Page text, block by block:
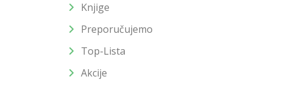
Knjige
Preporučujemo
Top-Lista
Akcije